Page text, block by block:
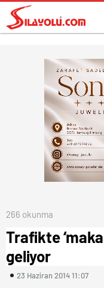
266 okunma
Trafikte
geliyor
23 Haziran 2014 11:07